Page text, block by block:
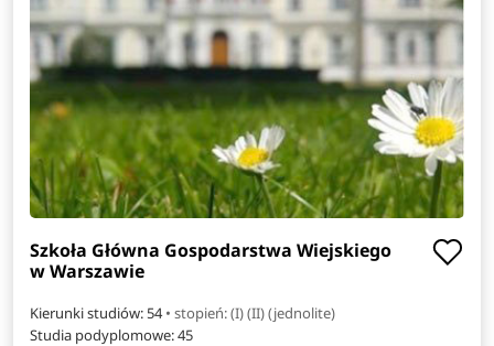
Szkoła Główna Gospodarstwa Wiejskiego
w Warszawie
Kierunki studiów: 54• stopień: (I) (II) (jednolite)
Studia podyplomowe:45